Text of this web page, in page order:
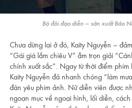
Bộ đôi đạo diễn – sản xuất Bảo
Chưa dừng lại ở đó, Kaity Nguyễn –
“Gái già lắm chiêu V” ẵm trọn giải
chính xuất sắc”. Ngay từ thời điểm
Kaity Nguyễn đã nhanh chóng “làm
đàn yêu phim ảnh. Nữ diễn viên được
ngoạn mục về ngoại hình, lối diễn,